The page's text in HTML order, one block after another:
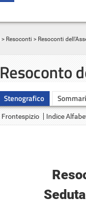
> Resoconti > Resoconti
Resoconto
Stenografico
Frontespizio Indice